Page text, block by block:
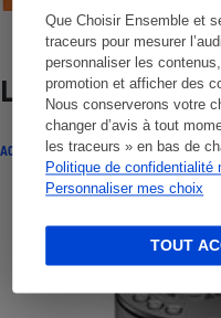
Que Choisir Ensemble et
traceurs pour mesurer
personnaliser les
promotion et afficher des
Nous conserverons votre
changer d’avis à tout
les traceurs » en bas de
Politique de confidentialité
Personnaliser mes choix
TOUT
Lire aussi
ACTUALITÉ